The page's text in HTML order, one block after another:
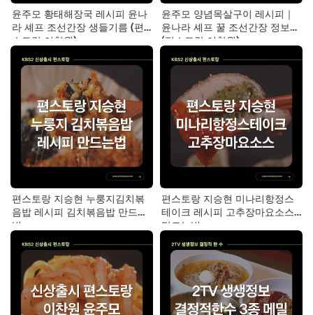
윤주모 황태해장국 레시피 윤나
라 셰프 조선간장 생들기름 (편
스토랑 이찬원)
윤주모 양념목살구이 레시피｜
윤나라 셰프 꿀 조선간장 정보
(편스토랑 이찬원)
편스토랑 지승현 누룽지김치볶
음밥 레시피 김치볶음밥 만드는
법
편스토랑 지승현 미나리항정스
테이크 레시피 고추장마요소스
만드는법